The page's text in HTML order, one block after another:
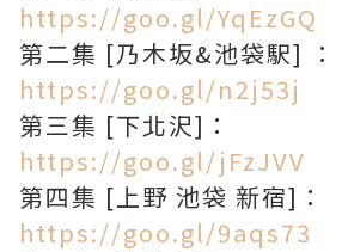
https://goo.gl/YqEzGQ
第二集 [乃木坂&池袋駅] ：
https://goo.gl/n2j53j
第三集 [下北沢]：
https://goo.gl/jFzJVV
第四集 [上野 池袋 新宿]：
https://goo.gl/9aqs73